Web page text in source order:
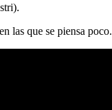
las que se piensa poco.